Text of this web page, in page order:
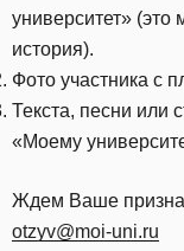
университет» (это
история).
Фото участника с
Текста, песни или
«Моему
Ждем Ваше
otzyv@moi-uni.ru